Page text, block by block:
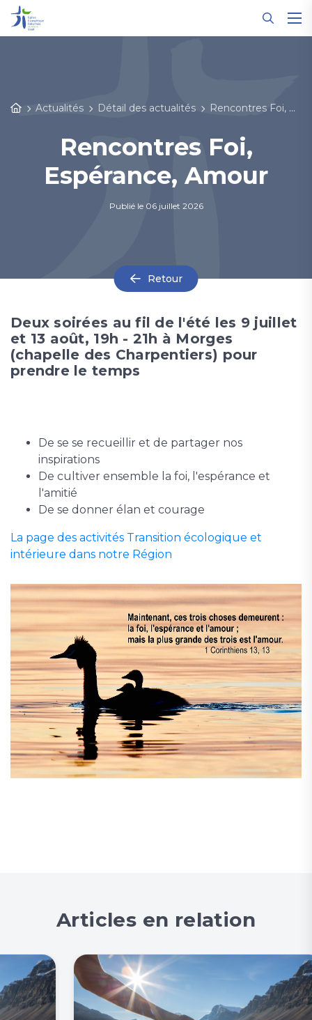
Actualités Détail des actualités Rencontres Foi, Espérance, Amour
Rencontres Foi,
Espérance, Amour
Publié le 06 juillet 2026
Retour
Deux soirées au fil de l'été les 9 juillet
et 13 août, 19h - 21h à Morges
(chapelle des Charpentiers) pour
prendre le temps
De se se recueillir et de partager nos
inspirations
De cultiver ensemble la foi, l'espérance et
l'amitié
De se donner élan et courage
La page des activités Transition écologique et
intérieure dans notre Région
Articles en relation
Panneau de gestion des cookies